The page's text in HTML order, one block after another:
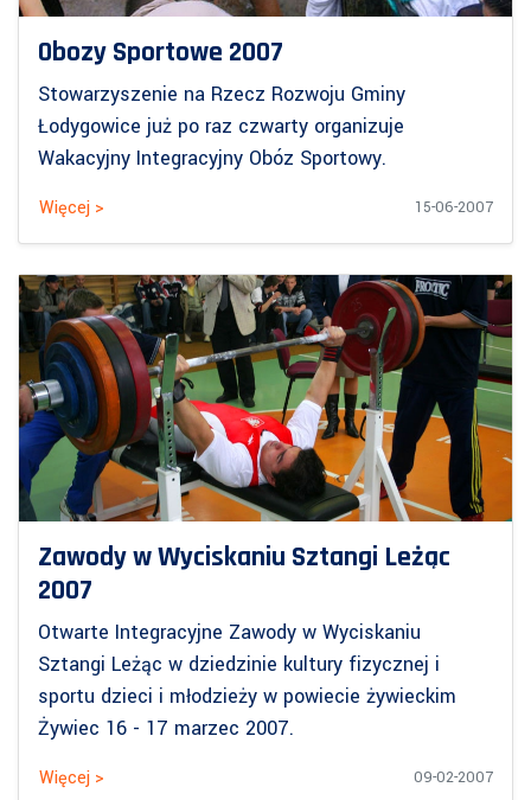
Obozy Sportowe 2007
Stowarzyszenie na Rzecz Rozwoju Gminy
Łodygowice już po raz czwarty organizuje
Wakacyjny Integracyjny Obóz Sportowy.
Więcej > 15-06-2007
Zawody w Wyciskaniu Sztangi Leżąc
2007
Otwarte Integracyjne Zawody w Wyciskaniu
Sztangi Leżąc w dziedzinie kultury fizycznej i
sportu dzieci i młodzieży w powiecie żywieckim
Żywiec 16 - 17 marzec 2007.
Więcej > 09-02-2007